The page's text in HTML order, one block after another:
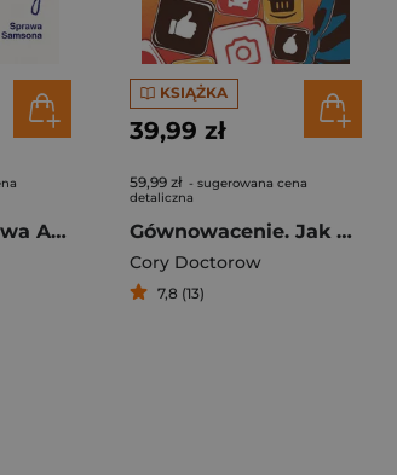
Psycholog. Sprawa Andrzeja Samsona
KSIĄŻKA
39,99 zł
59,99 zł - sugerowana cena
detaliczna
Gównowacenie. Jak cyfrowi giganci zmieniają nasz świat na gorsze
Cory Doctorow
7,8 (13)